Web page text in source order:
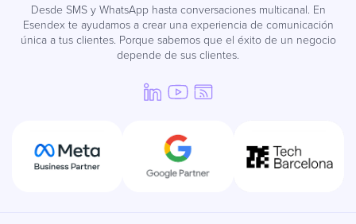
Desde SMS y WhatsApp hasta conversaciones multicanal. En
Esendex te ayudamos a crear una experiencia de comunicación
única a tus clientes. Porque sabemos que el éxito de un negocio
depende de sus clientes.